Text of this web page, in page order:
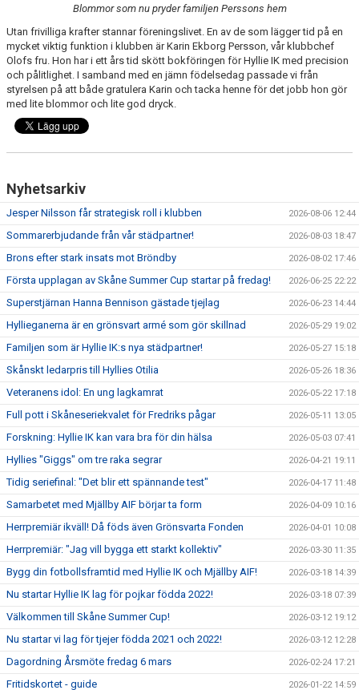
KIOSKEN
SPONSORER
HYLLIEDAGEN
MEDLEMSKAP
Blommor som nu pryder familjen Perssons hem
Utan frivilliga krafter stannar föreningslivet. En av de som lägger tid på en
mycket viktig funktion i klubben är Karin Ekborg Persson, vår klubbchef
Olofs fru. Hon har i ett års tid skött bokföringen för Hyllie IK med precision
och pålitlighet. I samband med en jämn födelsedag passade vi från
styrelsen på att både gratulera Karin och tacka henne för det jobb hon gör
med lite blommor och lite god dryck.
Nyhetsarkiv
Jesper Nilsson får strategisk roll i klubben 2026-08-06 12:44
Sommarerbjudande från vår städpartner! 2026-08-03 18:47
Brons efter stark insats mot Bröndby 2026-08-02 17:46
Första upplagan av Skåne Summer Cup startar på fredag! 2026-06-25 22:22
Superstjärnan Hanna Bennison gästade tjejlag 2026-06-23 14:44
Hyllieganerna är en grönsvart armé som gör skillnad 2026-05-29 19:02
Familjen som är Hyllie IK:s nya städpartner! 2026-05-27 15:18
Skånskt ledarpris till Hyllies Otilia 2026-05-26 18:36
Veteranens idol: En ung lagkamrat 2026-05-22 17:18
Full pott i Skåneseriekvalet för Fredriks pågar 2026-05-11 13:05
Forskning: Hyllie IK kan vara bra för din hälsa 2026-05-03 07:41
Hyllies "Giggs" om tre raka segrar 2026-04-21 19:11
Tidig seriefinal: "Det blir ett spännande test" 2026-04-17 11:48
Samarbetet med Mjällby AIF börjar ta form 2026-04-09 10:16
Herrpremiär ikväll! Då föds även Grönsvarta Fonden 2026-04-01 10:08
Herrpremiär: "Jag vill bygga ett starkt kollektiv" 2026-03-30 11:35
Bygg din fotbollsframtid med Hyllie IK och Mjällby AIF! 2026-03-18 14:39
Nu startar Hyllie IK lag för pojkar födda 2022! 2026-03-18 07:39
Välkommen till Skåne Summer Cup! 2026-03-12 19:12
Nu startar vi lag för tjejer födda 2021 och 2022! 2026-03-12 12:28
Dagordning Årsmöte fredag 6 mars 2026-02-24 17:21
Fritidskortet - guide 2026-01-22 14:59